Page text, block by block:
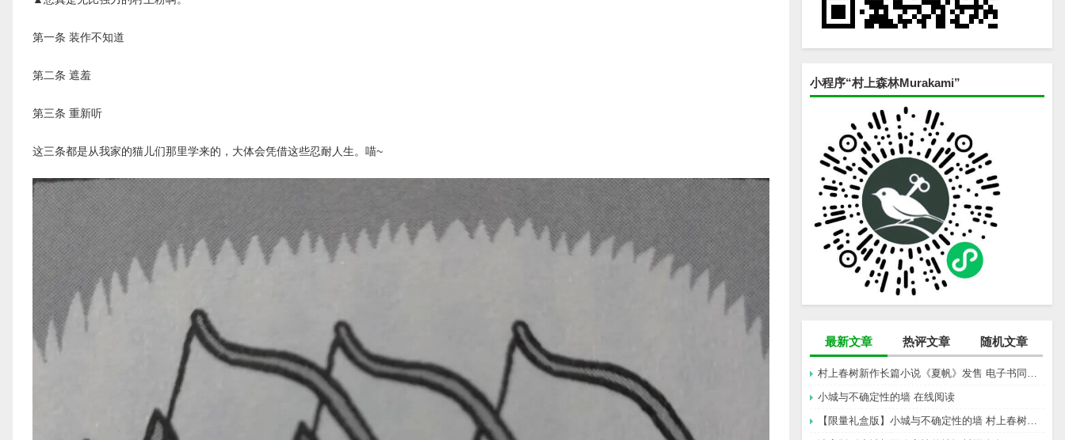
小程序“村上森林Murakami”
最新文章 热评文章 随机文章
小城与不确定性的墙 在线阅读
第一条 装作不知道
第二条 遮羞
第三条 重新听
这三条都是从我家的猫儿们那里学来的，大体会凭借这些忍耐人生。喵~